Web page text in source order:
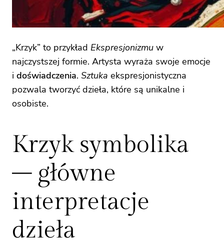
„Krzyk” to przykład Ekspresjonizmu w
najczystszej formie. Artysta wyraża swoje emocje
i doświadczenia. Sztuka ekspresjonistyczna
pozwala tworzyć dzieła, które są unikalne i
osobiste.
Krzyk symbolika
– główne
interpretacje
dzieła